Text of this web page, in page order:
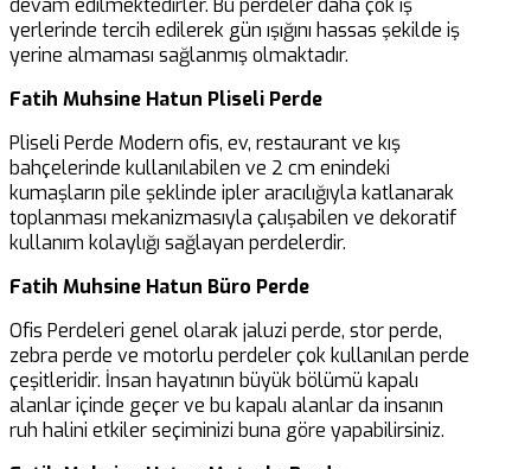
devam edilmektedirler. Bu perdeler daha çok iş
yerlerinde tercih edilerek gün ışığını hassas şekilde iş
yerine almaması sağlanmış olmaktadır.
Fatih Muhsine Hatun Pliseli Perde
Pliseli Perde Modern ofis, ev, restaurant ve kış
bahçelerinde kullanılabilen ve 2 cm enindeki
kumaşların pile şeklinde ipler aracılığıyla katlanarak
toplanması mekanizmasıyla çalışabilen ve dekoratif
kullanım kolaylığı sağlayan perdelerdir.
Fatih Muhsine Hatun Büro Perde
Ofis Perdeleri genel olarak jaluzi perde, stor perde,
zebra perde ve motorlu perdeler çok kullanılan perde
çeşitleridir. İnsan hayatının büyük bölümü kapalı
alanlar içinde geçer ve bu kapalı alanlar da insanın
ruh halini etkiler seçiminizi buna göre yapabilirsiniz.